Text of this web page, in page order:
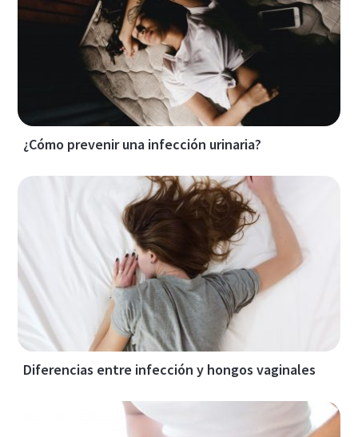
¿Cómo prevenir una infección urinaria?
Diferencias entre infección y hongos vaginales